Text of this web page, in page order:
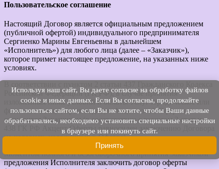
Используя наш cайт, Вы даете согласие на обработку файлов
cookie и иных данных. Если Вы согласны, продолжайте
пользоваться сайтом, если Вы не хотите, чтобы Ваши данные
обрабатывались, необходимо установить специальные настройки
в браузере или покинуть сайт.
Принять
Пользовательское соглашение
Настоящий Договор является официальным предложением
(публичной офертой) индивидуального предпринимателя
Сергиенко Марины Евгеньевны в дальнейшем
«Исполнитель») для любого лица (далее – «Заказчик»),
которое примет настоящее предложение, на указанных ниже
условиях.
Российской Федерации (ГК РФ), в случае принятия
изложенных ниже условий и оплаты Услуг юридическое или
физическое лицо, производящее Акцепт этой Оферты,
становится Заказчиком (в соответствии с пунктом 3 статьи
438 ГК РФ Акцепт Оферты равносилен заключению Договора
на условиях, изложенных в Оферте).
Моментом полного и безоговорочного принятия Заказчиком
предложения Исполнителя заключить договор оферты